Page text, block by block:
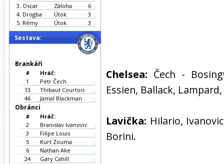
Chelsea: Čech -
Essien, Ballack,
Lavička: Hilario,
Borini.
3. Oscar Záloha
6
4. Drogba Útok
3
5. Rémy Útok 3
Sestava:
Brankáři
#
Hráč:
1
Petr Čech
13
Thibaut Courtois
46
Jamal Blackman
Obránci
#
Hráč:
2
Branislav Ivanovic
3
Filipe Louis
5
Kurt Zouma
6
Nathan Ake
24
Gary Cahill